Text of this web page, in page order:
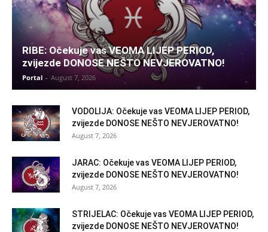
RIBE: Očekuje vas VEOMA LIJEP PERIOD,
zvijezde DONOSE NEŠTO NEVJEROVATNO!
Portal - August 7, 2026
VODOLIJA: Očekuje vas VEOMA LIJEP PERIOD,
zvijezde DONOSE NEŠTO NEVJEROVATNO!
August 7, 2026
JARAC: Očekuje vas VEOMA LIJEP PERIOD,
zvijezde DONOSE NEŠTO NEVJEROVATNO!
August 7, 2026
STRIJELAC: Očekuje vas VEOMA LIJEP PERIOD,
zvijezde DONOSE NEŠTO NEVJEROVATNO!